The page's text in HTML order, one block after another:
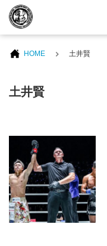
HOME 土井賢
土井賢